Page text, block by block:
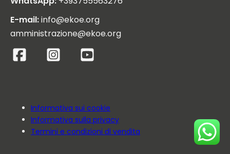
E-mail:info@ekoe.org
amministrazione@ekoe.org
Informativa sui cookie
Informativa sulla privacy
Termini e condizioni di vendita